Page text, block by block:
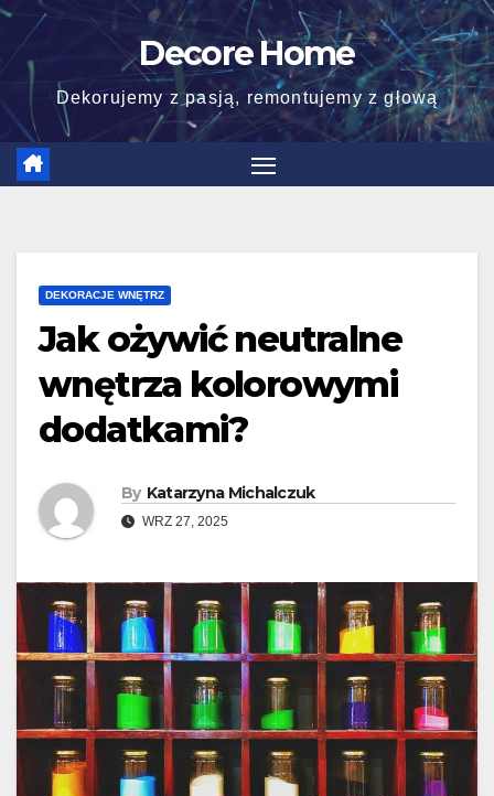
Skip
content
Decore Home
Dekorujemy z pasją, remontujemy z głową
DEKORACJE WNĘTRZ
Jak ożywić neutralne
wnętrza kolorowymi
dodatkami?
By Katarzyna Michalczuk
WRZ 27, 2025